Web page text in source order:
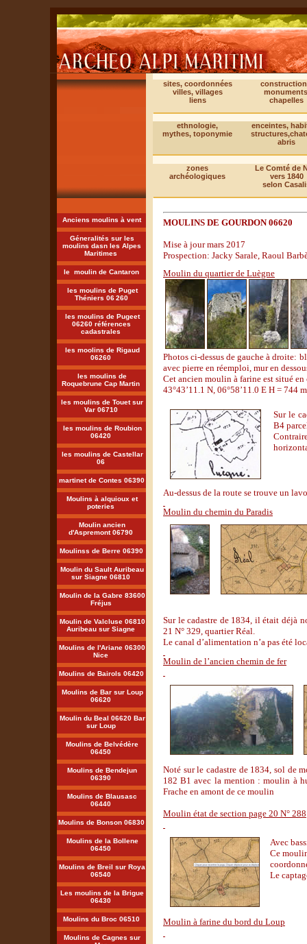
sites, coordonnées
villes, villages
liens
chapelles
ethnologie,
mythes, toponymie
enceintes,
abris
zones
archéologiques
Le Comté de
vers 1840
selon
Anciens moulins à vent
Géneralités sur les
moulins dasn les Alpes
Maritimes
le moulin de Cantaron
les moulins de Puget
Théniers 06260
les moulins de Pugeet
06260 références
cadastrales
les moolins de Rigaud
06260
les moulins de
Roquebrune Cap Martin
les moulins de Touet sur
Var 06710
les moulins de Roubion
06420
les moulins de Castellar
06
martinet de Contes 06390
Moulins à alquioux et
poteries
Moulin ancien
d'Aspremont 06790
Moulinss de Berre 06390
Moulin du Sault Auribeau
sur Siagne 06810
Moulin de la Gabre 83600
Fréjus
Moulin de Valcluse 06810
Auribeau sur Siagne
Moulins de l'Ariane 06300
Nice
Moulins de Bairols 06420
Moulins de Bar sur Loup
06620
Moulin du Beal 06620 Bar
sur Loup
Moulins de Belvédère
06450
Moulins de Bendejun
06390
Moulins de Blausasc
06440
Moulins de Bonson 06830
Moulins de la Bollene
06450
Moulins de Breil sur Roya
06540
Les moulins de la Brigue
06430
Moulins du Broc 06510
Moulins de Cagnes sur
MOULINS DE GOURDON 06620
Mise à jour mars 2017
Prospection: Jacky Sarale, Raoul
Moulin du quartier de Luègne
Photos ci-dessus de gauche à droite:
avec pierre en réemploi, mur en
Cet ancien moulin à farine est situé
43°43’11.1 N, 06°58’11.0 E H = 744 m
Sur le
B4
Au-dessus de la route se trouve un
Moulin du chemin du Paradis
Sur le cadastre de 1834, il était déjà
21 N° 329, quartier Réal.
Le canal d’alimentation n’a pas été
Moulin de l’ancien chemin de fer
Noté sur le cadastre de 1834, sol de
182 B1 avec la mention : moulin à
Frache en amont de ce moulin
Moulin état de section page 20 N° 288
Avec
Ce
Le
Moulin à farine du bord du Loup